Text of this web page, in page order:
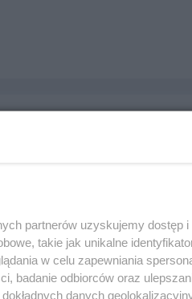
partnerów uzyskujemy dostęp
takie jak unikalne
w celu zapewniania
badanie odbiorców oraz
danych